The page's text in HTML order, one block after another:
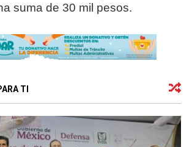
suma de 30 mil pesos.
TI